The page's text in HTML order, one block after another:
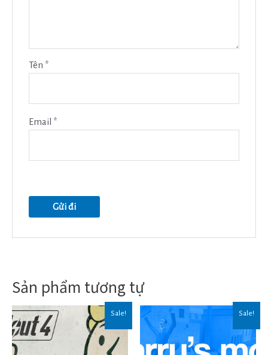
Tên *
Email *
Sản phẩm tương tự
Sale! Sale!